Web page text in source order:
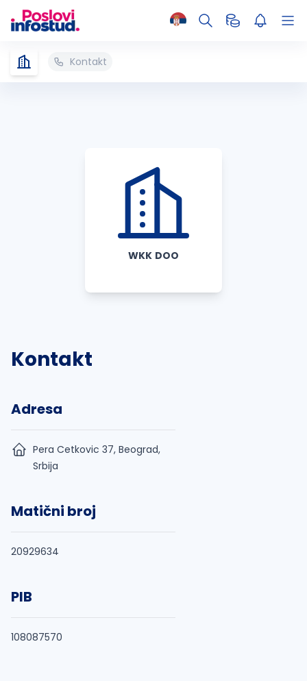
Kontakt
WKK DOO
Kontakt
Adresa
Pera Cetkovic 37, Beograd,
Srbija
Matični broj
20929634
PIB
108087570